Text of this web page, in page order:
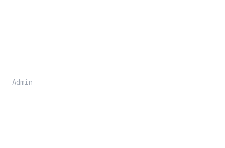
Admin